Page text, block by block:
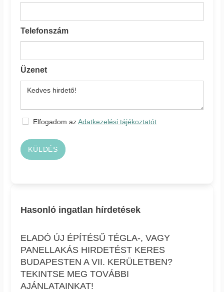
Telefonszám
Üzenet
Elfogadom azAdatkezelési tájékoztatót
KÜLDÉS
Hasonló ingatlan hírdetések
ELADÓ ÚJ ÉPÍTÉSŰ TÉGLA-, VAGY
PANELLAKÁS HIRDETÉST KERES
BUDAPESTEN A VII. KERÜLETBEN?
TEKINTSE MEG TOVÁBBI
AJÁNLATAINKAT!